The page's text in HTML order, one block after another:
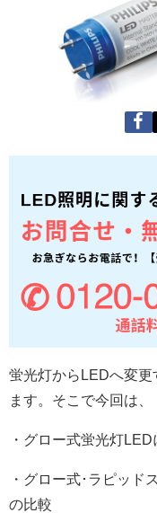
蛍光灯からLEDへ変更
ます。そこで今回は、
・グロー式蛍光灯LED
・グロー式･ラピッド
の比較